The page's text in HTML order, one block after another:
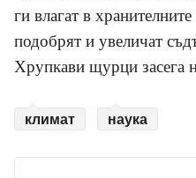
ги влагат в
подобрят и увеличат
Хрупкави щурци засега
климат наука